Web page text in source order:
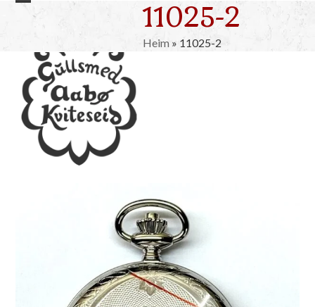
Skip
Open
menu
Close
menu
11025-2
Heim » 11025-2